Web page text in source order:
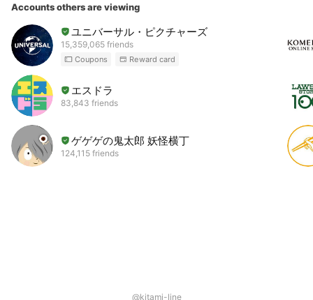
Accounts others are viewing
ユニバーサル・ピクチャーズ
15,359,065 friends
Coupons Reward card
エスドラ
83,843 friends
ゲゲゲの鬼太郎 妖怪横丁
124,115 friends
@kitami-line